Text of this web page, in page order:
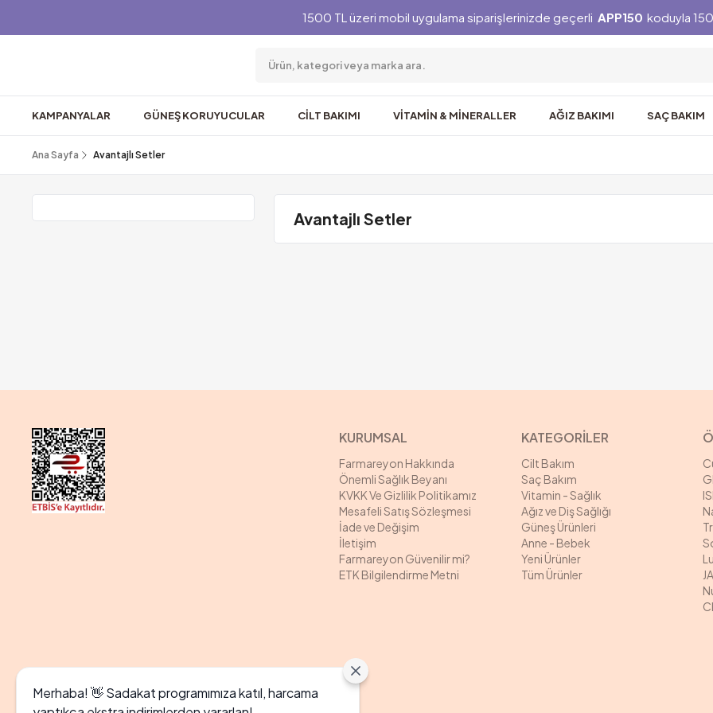
1500 TL üzeri mobil uygulama siparişlerinizde geçerli APP150 koduyla
KAMPANYALAR GÜNEŞ KORUYUCULAR CİLT BAKIMI VİTAMİN & MİNERALLER AĞIZ BAKIMI SAÇ BAKIM
Ana Sayfa Avantajlı Setler
Avantajlı Setler
KURUMSAL
Farmareyon Hakkında
Önemli Sağlık Beyanı
KVKK Ve Gizlilik Politikamız
Mesafeli Satış Sözleşmesi
İade ve Değişim
İletişim
Farmareyon Güvenilir mi?
ETK Bilgilendirme Metni
KATEGORİLER
Cilt Bakım
Saç Bakım
Vitamin - Sağlık
Ağız ve Diş Sağlığı
Güneş Ürünleri
Anne - Bebek
Yeni Ürünler
Tüm Ürünler
Merhaba! 👋 Sadakat programımıza katıl, harcama